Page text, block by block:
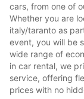
cars, from one of
Whether you are
italy/taranto as
event, you will be
wide range of
in car rental, we
service, offering
prices with no